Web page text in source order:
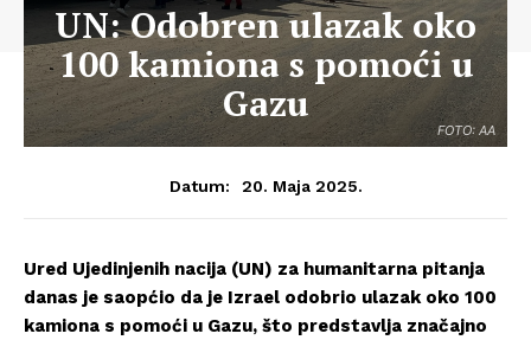
FOTO: AA
UN: Odobren ulazak oko
100 kamiona s pomoći u
Gazu
Datum: 20. Maja 2025.
Ured Ujedinjenih nacija (UN) za humanitarna pitanja
danas je saopćio da je Izrael odobrio ulazak oko 100
kamiona s pomoći u Gazu, što predstavlja značajno